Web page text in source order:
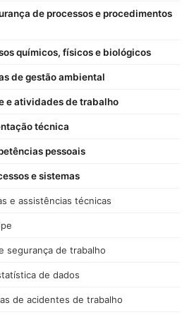
de processos e procedimentos
químicos, físicos e biológicos
de gestão ambiental
e atividades de trabalho
técnica
pessoais
e sistemas
e assistências técnicas
segurança de trabalho
de dados
de acidentes de trabalho